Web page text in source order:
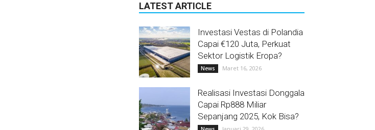
LATEST ARTICLE
Investasi Vestas di Polandia
Capai €120 Juta, Perkuat
Sektor Logistik Eropa?
News Maret 16, 2026
Realisasi Investasi Donggala
Capai Rp888 Miliar
Sepanjang 2025, Kok Bisa?